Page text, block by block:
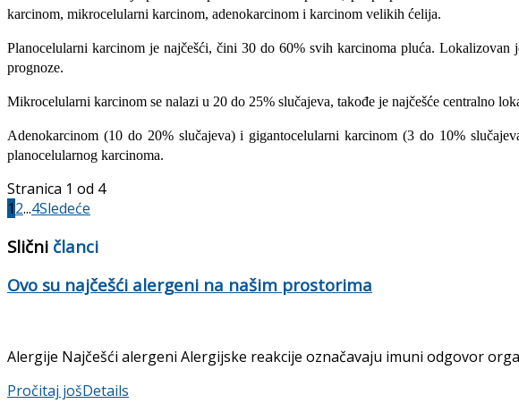
karcinom, mikrocelularni karcinom, adenokarcinom i karcinom velikih ćelija.
Planocelularni karcinom je najčešći, čini 30 do 60% svih karcinoma pluća. Lokalizovan
prognoze.
Mikrocelularni karcinom se nalazi u 20 do 25% slučajeva, takođe je najčešće centralno
Adenokarcinom (10 do 20% slučajeva) i gigantocelularni karcinom (3 do 10%
planocelularnog karcinoma.
Stranica 1 od 4
12...4Sledeće
Slični članci
Ovo su najčešći alergeni na našim prostorima
Alergije Najčešći alergeni Alergijske reakcije označavaju imuni odgovor
Pročitaj jošDetails